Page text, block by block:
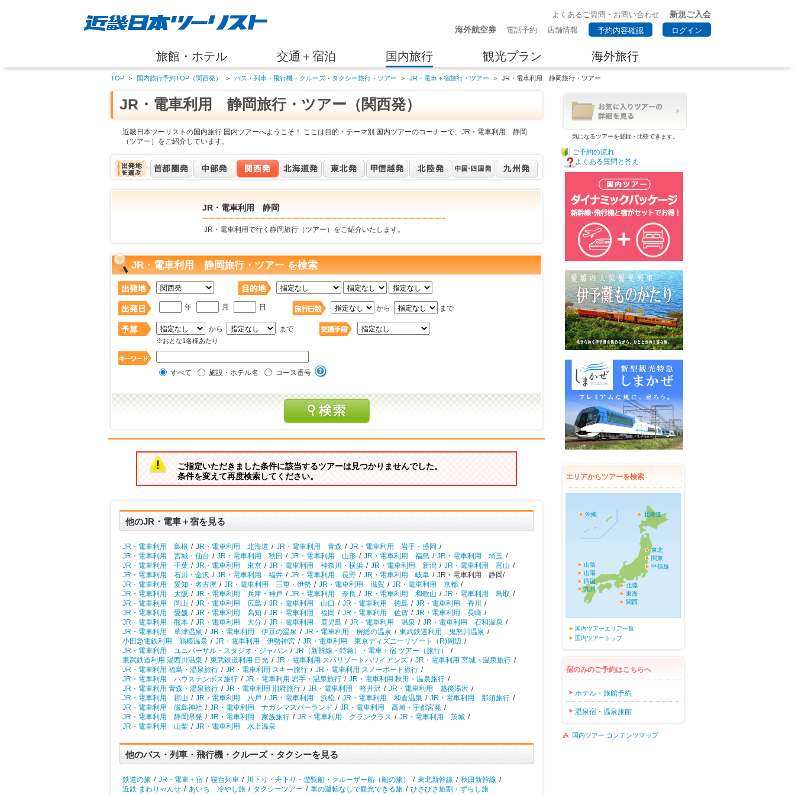
よくあるご質問・お問い合わせ
新規ご入会
海外航空券
電話予約 店舗情報 予約内容確認 ログイン
旅館・ホテル 交通＋宿泊 国内旅行 観光プラン 海外旅行
TOP ＞ 国内旅行予約TOP（関西発） ＞ バス・列車・飛行機・クルーズ・タクシー旅行・ツアー ＞ JR・電車＋宿旅行・ツアー ＞ JR・電車利用 静岡旅行・ツアー
JR・電車利用 静岡旅行・ツアー（関西発）
近畿日本ツーリストの国内旅行 国内ツアーへようこそ！ ここは目的・テーマ別 国内ツアーのコーナーで、JR・電車利用 静岡
（ツアー）をご紹介しています。
JR・電車利用 静岡
JR・電車利用で行く静岡旅行（ツアー）をご紹介いたします。
JR・電車利用 静岡旅行・ツアー を検索
年 月 日 から まで
から まで
※おとな1名様あたり
すべて 施設・ホテル名 コース番号
ご指定いただきました条件に該当するツアーは見つかりませんでした。
条件を変えて再度検索してください。
他のJR・電車＋宿を見る
JR・電車利用 島根 / JR・電車利用 北海道 / JR・電車利用 青森 / JR・電車利用 岩手・盛岡 /
JR・電車利用 宮城・仙台 / JR・電車利用 秋田 / JR・電車利用 山形 / JR・電車利用 福島 / JR・電車利用 埼玉 /
JR・電車利用 千葉 / JR・電車利用 東京 / JR・電車利用 神奈川・横浜 / JR・電車利用 新潟 / JR・電車利用 富山 /
JR・電車利用 石川・金沢 / JR・電車利用 福井 / JR・電車利用 長野 / JR・電車利用 岐阜 / JR・電車利用 静岡/
JR・電車利用 愛知・名古屋 / JR・電車利用 三重・伊勢 / JR・電車利用 滋賀 / JR・電車利用 京都 /
JR・電車利用 大阪 / JR・電車利用 兵庫・神戸 / JR・電車利用 奈良 / JR・電車利用 和歌山 / JR・電車利用 鳥取 /
JR・電車利用 岡山 / JR・電車利用 広島 / JR・電車利用 山口 / JR・電車利用 徳島 / JR・電車利用 香川
/
JR・電車利用 愛媛 / JR・電車利用 高知 / JR・電車利用 福岡 / JR・電車利用 佐賀 / JR・電車利用 長崎 /
JR・電車利用 熊本 / JR・電車利用 大分 / JR・電車利用 鹿児島 / JR・電車利用 温泉 / JR・電車利用 石和温泉 /
JR・電車利用 草津温泉 / JR・電車利用 伊豆の温泉 / JR・電車利用 房総の温泉 / 東武鉄道利用 鬼怒川温泉 /
小田急電鉄利用 箱根温泉 / JR・電車利用 伊勢神宮 / JR・電車利用 東京ディズニーリゾート（R)周辺 /
JR・電車利用 ユニバーサル・スタジオ・ジャパン / JR（新幹線・特急）・電車＋宿 ツアー（旅行）
/
東武鉄道利用 湯西川温泉 / 東武鉄道利用 日光 / JR・電車利用 スパリゾートハワイアンズ / JR・電車利用 宮城・温泉旅行 /
JR・電車利用 福島・温泉旅行 / JR・電車利用 スキー旅行 / JR・電車利用 スノーボード旅行 /
JR・電車利用 ハウステンボス旅行 / JR・電車利用 岩手・温泉旅行 / JR・電車利用 秋田・温泉旅行 /
JR・電車利用 青森・温泉旅行 / JR・電車利用 別府旅行 / JR・電車利用 軽井沢 / JR・電車利用 越後湯沢 /
JR・電車利用 郡山 / JR・電車利用 八戸 / JR・電車利用 浜松 / JR・電車利用 和倉温泉 / JR・電車利用 那須旅行 /
JR・電車利用 厳島神社 / JR・電車利用 ナガシマスパーランド / JR・電車利用 高崎・宇都宮発 /
JR・電車利用 静岡県発 / JR・電車利用 家族旅行 / JR・電車利用 グランクラス / JR・電車利用 茨城 /
JR・電車利用 山梨 / JR・電車利用 水上温泉
他のバス・列車・飛行機・クルーズ・タクシーを見る
鉄道の旅 / JR・電車＋宿 / 寝台列車 / 川下り・舟下り・遊覧船・クルーザー船（船の旅） / 東北新幹線 / 秋田新幹線 /
近鉄 まわりゃんせ / あいち 冷やし旅 / タクシーツアー / 車の運転なしで観光できる旅 / ひさびさ旅割・ずらし旅
気になるツアーを登録・比較できます。
ご予約の流れ
よくある質問と答え
エリアからツアーを検索
北海道
東北
関東
甲信越
北陸
東海
関西
山陰
山陽
四国
九州
沖縄
国内ツアーエリア一覧
国内ツアートップ
宿のみのご予約はこちらへ
ホテル・旅館予約
温泉宿・温泉旅館
国内ツアー コンテンツマップ